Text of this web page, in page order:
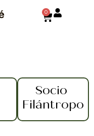
0
Socio
Filántropo